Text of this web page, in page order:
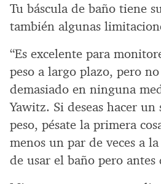
Tu báscula de baño tiene
también algunas
“Es excelente para
peso a largo plazo, pero
demasiado en ninguna
Yawitz. Si deseas hacer
peso, pésate la primera
menos un par de veces a
de usar el baño pero antes